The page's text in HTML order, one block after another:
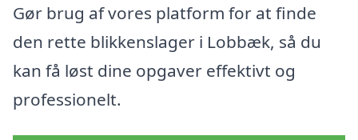
Gør brug af vores platform for at finde
den rette blikkenslager i Lobbæk, så du
kan få løst dine opgaver effektivt og
professionelt.